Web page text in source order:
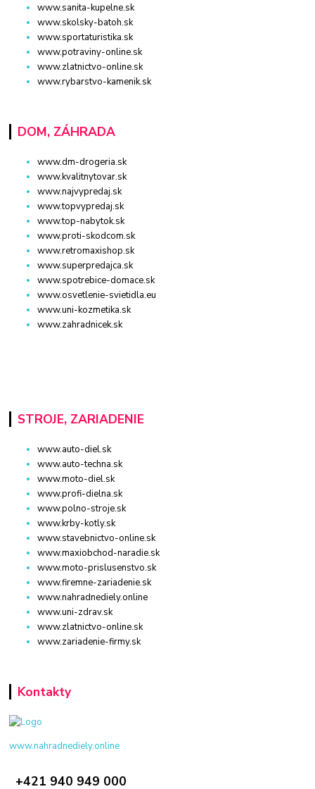
www.sanita-kupelne.sk
www.skolsky-batoh.sk
www.sportaturistika.sk
www.potraviny-online.sk
www.zlatnictvo-online.sk
www.rybarstvo-kamenik.sk
DOM, ZÁHRADA
www.dm-drogeria.sk
www.kvalitnytovar.sk
www.najvypredaj.sk
www.topvypredaj.sk
www.top-nabytok.sk
www.proti-skodcom.sk
www.retromaxishop.sk
www.superpredajca.sk
www.spotrebice-domace.sk
www.osvetlenie-svietidla.eu
www.uni-kozmetika.sk
www.zahradnicek.sk
STROJE, ZARIADENIE
www.auto-diel.sk
www.auto-techna.sk
www.moto-diel.sk
www.profi-dielna.sk
www.polno-stroje.sk
www.krby-kotly.sk
www.stavebnictvo-online.sk
www.maxiobchod-naradie.sk
www.moto-prislusenstvo.sk
www.firemne-zariadenie.sk
www.nahradnediely.online
www.uni-zdrav.sk
www.zlatnictvo-online.sk
www.zariadenie-firmy.sk
Kontakty
www.nahradnediely.online
+421 940 949 000